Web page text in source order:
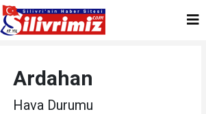
Ardahan
Hava Durumu